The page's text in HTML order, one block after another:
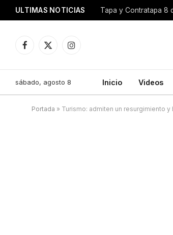
ULTIMAS NOTICIAS Tapa y Contratapa 8
Facebook
X
Instagram
sábado, agosto 8 Inicio Videos
Portada » Turismo: admiten un resurgimiento y